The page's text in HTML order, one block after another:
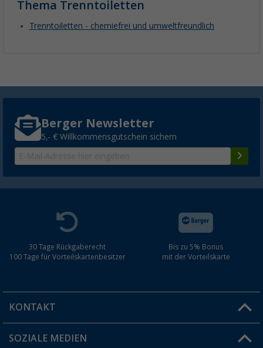
Thema Trenntoiletten
Trenntoiletten - chemiefrei und umweltfreundlich
Berger Newsletter
5,- € Willkommensgutschein sichern
30 Tage Rückgaberecht
100 Tage für Vorteilskartenbesitzer
Bis zu 5% Bonus
mit der Vorteilskarte
KONTAKT
Du hast eine Frage?
SOZIALE MEDIEN